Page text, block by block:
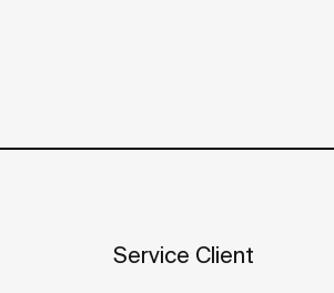
Service Client